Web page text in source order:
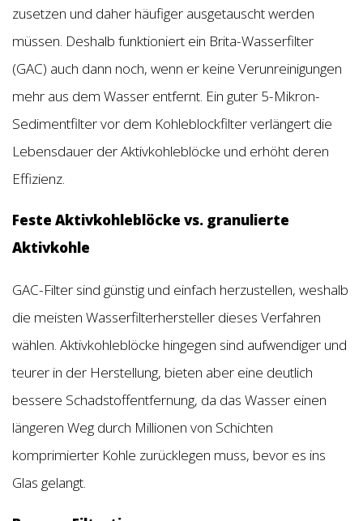
zusetzen und daher häufiger ausgetauscht werden
müssen. Deshalb funktioniert ein Brita-Wasserfilter
(GAC) auch dann noch, wenn er keine Verunreinigungen
mehr aus dem Wasser entfernt. Ein guter 5-Mikron-
Sedimentfilter vor dem Kohleblockfilter verlängert die
Lebensdauer der Aktivkohleblöcke und erhöht deren
Effizienz.
Feste Aktivkohleblöcke vs. granulierte
Aktivkohle
GAC-Filter sind günstig und einfach herzustellen, weshalb
die meisten Wasserfilterhersteller dieses Verfahren
wählen. Aktivkohleblöcke hingegen sind aufwendiger und
teurer in der Herstellung, bieten aber eine deutlich
bessere Schadstoffentfernung, da das Wasser einen
längeren Weg durch Millionen von Schichten
komprimierter Kohle zurücklegen muss, bevor es ins
Glas gelangt.